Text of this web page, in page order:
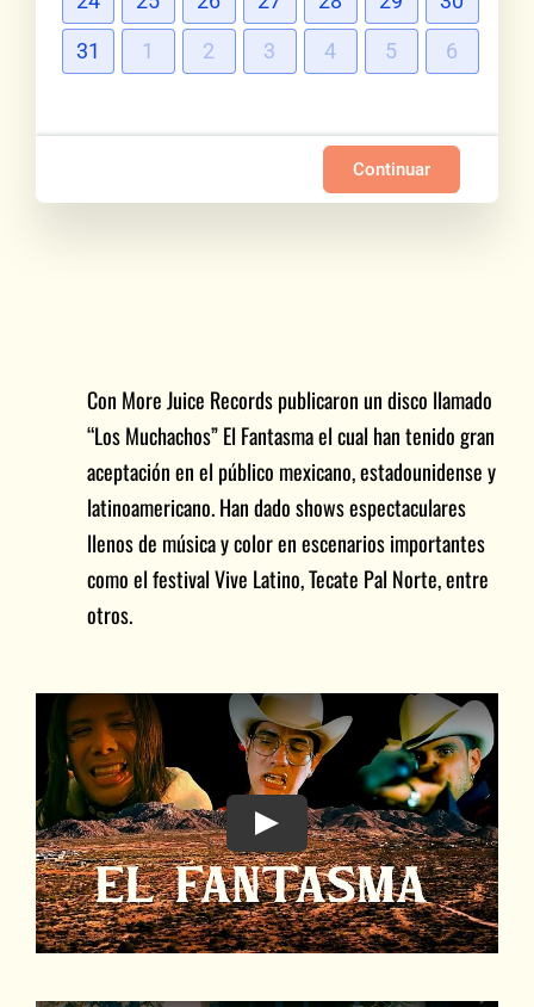
31
1 2 3 4 5 6
Continuar
Con More Juice Records publicaron un disco llamado
“Los Muchachos” El Fantasma el cual han tenido gran
aceptación en el público mexicano, estadounidense y
latinoamericano. Han dado shows espectaculares
llenos de música y color en escenarios importantes
como el festival Vive Latino, Tecate Pal Norte, entre
otros.